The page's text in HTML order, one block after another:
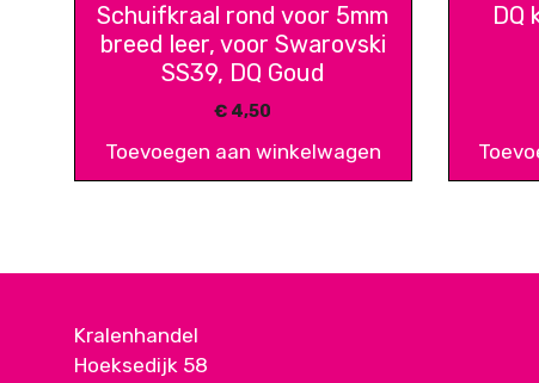
Schuifkraal rond voor 5mm
breed leer, voor Swarovski
SS39, DQ Goud
€ 4,50
Toevoegen aan winkelwagen
DQ
Kralenhandel
Hoeksedijk 58